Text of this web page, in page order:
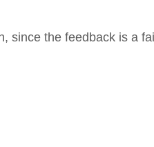
since the feedback is a